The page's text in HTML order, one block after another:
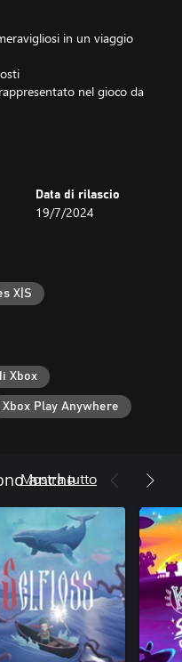
in un viaggio
nel gioco da
puzzle e narrativi
scritto la storia, mentre i
risorse di intelligenza
Data di rilascio
19/7/2024
X|S
Xbox
Xbox Play Anywhere
anche
Mostra tutto